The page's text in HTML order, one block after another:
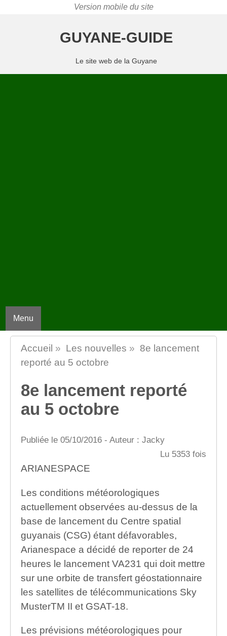
GUYANE-GUIDE
Le site web de la Guyane
Menu
Accueil » Les nouvelles » 8e lancement
reporté au 5 octobre
8e lancement reporté
au 5 octobre
Publiée le 05/10/2016 - Auteur : Jacky
Lu 5353 fois
ARIANESPACE
Les conditions météorologiques
actuellement observées au-dessus de la
base de lancement du Centre spatial
guyanais (CSG) étant défavorables,
Arianespace a décidé de reporter de 24
heures le lancement VA231 qui doit mettre
sur une orbite de transfert géostationnaire
les satellites de télécommunications Sky
MusterTM II et GSAT-18.
Les prévisions météorologiques pour